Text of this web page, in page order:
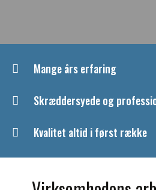
Mange års erfaring
Skræddersyede og
Kvalitet altid i først række